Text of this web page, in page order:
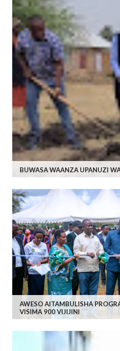
BUWASA WAANZA UPANUZI
AWESO AITAMBULISHA
VISIMA 900 VIJIJINI